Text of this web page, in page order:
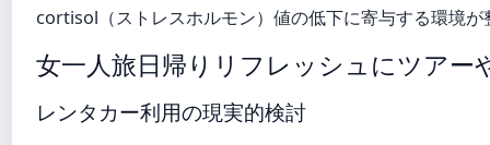
cortisol（ストレスホルモン）値の低下に寄与する環境が
女一人旅日帰りリフレッシュにツアー
レンタカー利用の現実的検討